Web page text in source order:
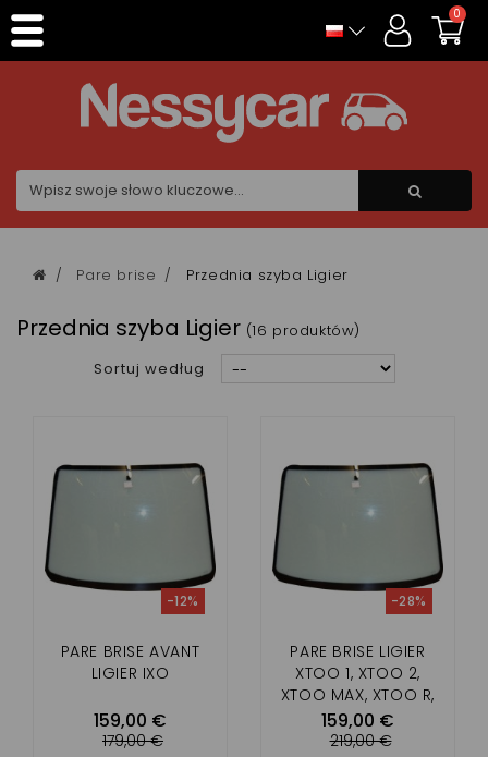
0
Pare brise Przednia szyba Ligier
Przednia szyba Ligier (16 produktów)
Sortuj według
PARE BRISE AVANT
LIGIER IXO
159,00 €
-12%
179,00 €
PARE BRISE LIGIER
XTOO 1, XTOO 2,
XTOO MAX, XTOO R,
XTOO S, OPTIMAX,
MICROCAR CARGO
159,00 €
-28%
219,00 €
Panel zarządzania plikami cookies